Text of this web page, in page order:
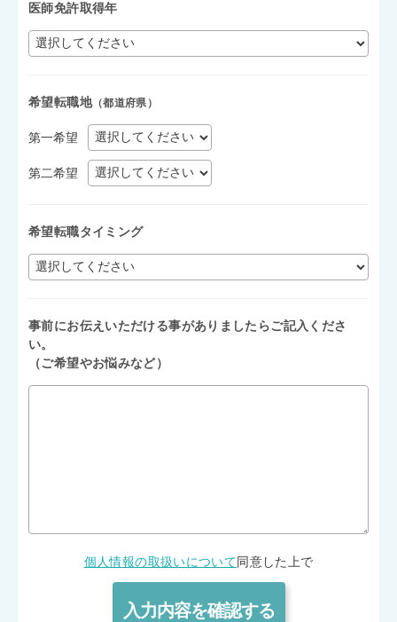
医師免許取得年
希望転職地（都道府県）
第一希望
第二希望
希望転職タイミング
事前にお伝えいただける事がありましたらご記入くださ
い。
（ご希望やお悩みなど）
個人情報の取扱いについて 同意した上で